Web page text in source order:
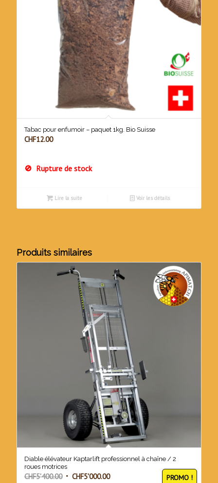
Tabac pour enfumoir – paquet 1kg. Bio Suisse
CHF12.00
Rupture de stock
Lire la suite Voir les détails
Produits similaires
Diable élévateur Kaptarlift professionnel à chaîne / 2
roues motrices
CHF5'400.00 Le CHF5'000.00Le
PROMO !